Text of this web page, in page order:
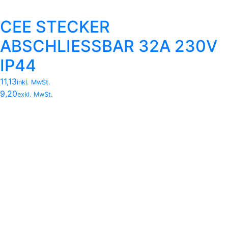
CEE STECKER
ABSCHLIESSBAR 32A 230V
IP44
11,13inkl. MwSt.
9,20exkl. MwSt.